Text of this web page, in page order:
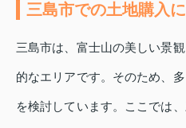
三島市での土地購入
三島市は、富士山の美しい景
的なエリアです。そのため、
を検討しています。ここでは